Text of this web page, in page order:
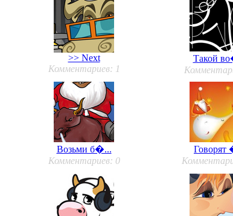
>> Next
Комментариев: 1
Такой
Возьми б�...
Комментариев: 0
Говорят